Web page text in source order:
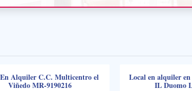
Alquiler C.C. Multicentro el
Viñedo MR-9190216
Local en alquiler
IL Duomo